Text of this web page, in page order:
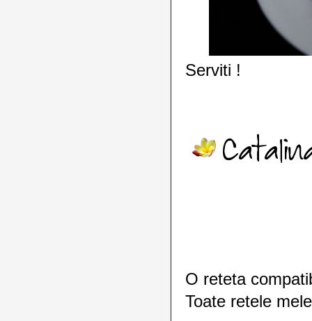
Serviti !
O reteta
Toate retele